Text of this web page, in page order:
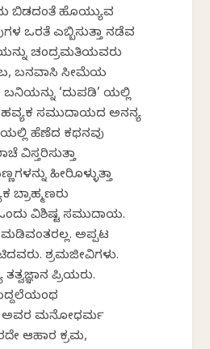
ಬಿಡದಂತೆ ಹೊಯ್ಯುವ
ಒರತೆ ಎಬ್ಬಿಸುತ್ತಾ ನಡೆವ
ಚಂದ್ರಮತಿಯವರು
ಬನವಾಸಿ ಸೀಮೆಯ
‘ದುಪಡಿ’ ಯಲ್ಲಿ
ಹವ್ಯಕ ಸಮುದಾಯದ ಅನನ್ಯ
ಹೆಣೆದ ಕಥನವು
ವಿಸ್ತರಿಸುತ್ತಾ
ಹೀರಿಕೊಳ್ಳುತ್ತಾ
ಬ್ರಾಹ್ಮಣರು
ವಿಶಿಷ್ಟ ಸಮುದಾಯ.
ಮಡಿವಂತರಲ್ಲ. ಅಪ್ಪಟ
ಶ್ರಮಜೀವಿಗಳು.
ಪ್ರಿಯರು.
ಅವರ ಮನೋಧರ್ಮ
ಆಹಾರ ಕ್ರಮ,